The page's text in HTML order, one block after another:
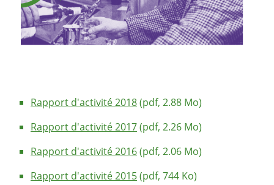
Rapport d'activité 2018(pdf, 2.88 Mo)
Rapport d'activité 2017(pdf, 2.26 Mo)
Rapport d'activité 2016(pdf, 2.06 Mo)
Rapport d'activité 2015(pdf, 744 Ko)